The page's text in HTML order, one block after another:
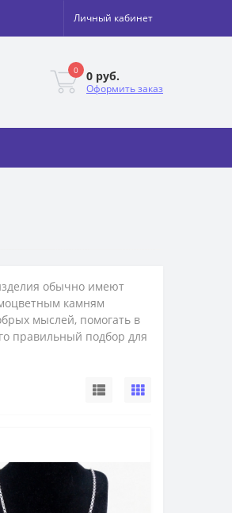
Личный кабинет
0 0 руб.
Оформить заказ
обычно имеют
камням
мыслей, помогать в
правильный подбор для